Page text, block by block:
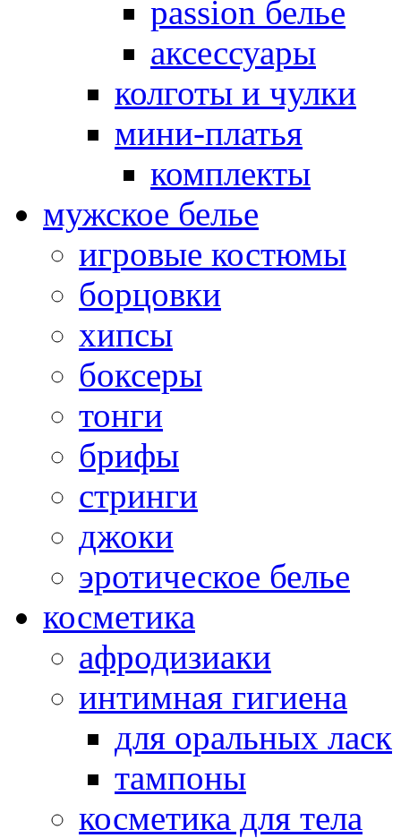
passion белье
аксессуары
колготы и чулки
мини-платья
комплекты
мужское белье
игровые костюмы
борцовки
хипсы
боксеры
тонги
брифы
стринги
джоки
эротическое белье
косметика
афродизиаки
интимная гигиена
для оральных ласк
тампоны
косметика для тела